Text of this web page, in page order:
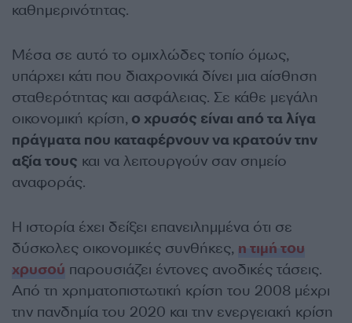
καθημερινότητας.
Μέσα σε αυτό το ομιχλώδες τοπίο όμως,
υπάρχει κάτι που διαχρονικά δίνει μια αίσθηση
σταθερότητας και ασφάλειας. Σε κάθε μεγάλη
οικονομική κρίση, ο χρυσός είναι από τα λίγα
πράγματα που καταφέρνουν να κρατούν την
αξία τους και να λειτουργούν σαν σημείο
αναφοράς.
Η ιστορία έχει δείξει επανειλημμένα ότι σε
δύσκολες οικονομικές συνθήκες, η τιμή του
χρυσού παρουσιάζει έντονες ανοδικές τάσεις.
Από τη χρηματοπιστωτική κρίση του 2008 μέχρι
την πανδημία του 2020 και την ενεργειακή κρίση